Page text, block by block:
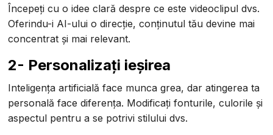
Începeți cu o idee clară despre ce este videoclipul dvs.
Oferindu-i AI-ului o direcție, conținutul tău devine mai
concentrat și mai relevant.
2- Personalizați ieșirea
Inteligența artificială face munca grea, dar atingerea ta
personală face diferența. Modificați fonturile, culorile și
aspectul pentru a se potrivi stilului dvs.